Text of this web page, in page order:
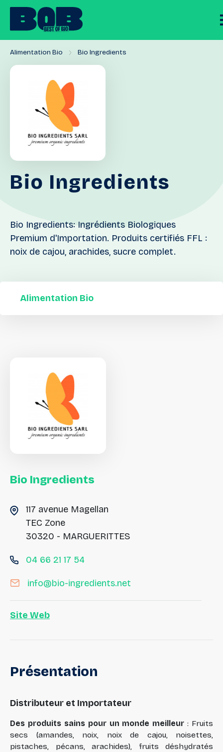
Alimentation Bio Bio Ingredients
Bio Ingredients
Bio Ingredients: Ingrédients Biologiques
Premium d'Importation. Produits certifiés FFL :
noix de cajou, arachides, sucre complet.
Alimentation Bio
Bio Ingredients
117 avenue Magellan
TEC Zone
30320 - MARGUERITTES
04 66 21 17 54
info@bio-ingredients.net
Site Web
Présentation
Distributeur et Importateur
Des produits sains pour un monde meilleur: Fruits
secs (amandes, noix, noix de cajou, noisettes,
pistaches, pécans, arachides), fruits déshydratés